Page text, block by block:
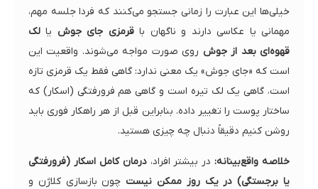
خیلی‌ها این عبارت را زمانی جستجو می‌کنند که فردا جلسه مهم،
مهمانی یا عکاسی دارند و ناگهان باقرمزی جای جوش یا لک
قهوه‌ای بعد از جوش روی صورت مواجه می‌شوند. واقعیت این
است که «جای جوش» یک معنی ندارد: گاهی فقط یک قرمزی تازه
است، گاهی یک لک تیره است و گاهی هم فرورفتگی (اسکار) که
ساختار پوست را تغییر داده. بنابراین قبل از هر راهکار فوری باید
روشن کنیم دقیقاً دنبال چه چیزی هستید.
خلاصه واقع‌بینانه:در بیشتر افراد،درمان کامل اسکار (فرورفتگی
یا برجستگی) در یک روز ممکن نیست چون بازسازی کلاژن و